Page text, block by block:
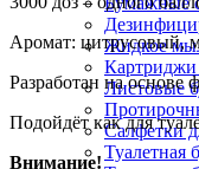
Жидкое
Картриджи
Листовые
Салфетки
Туалетная
Аромат: цитрусовый,
Разработан на
Подойдёт как для
Внимание!